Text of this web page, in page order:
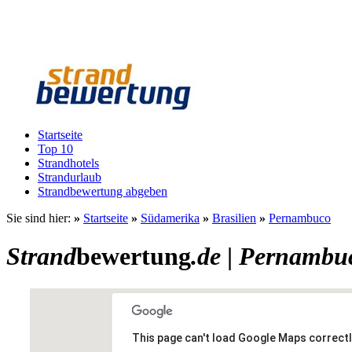
Startseite
Top 10
Strandhotels
Strandurlaub
Strandbewertung abgeben
Sie sind hier: » Startseite » Südamerika » Brasilien » Pernambuco
Strandbewertung.de |
This page can't load Google Maps